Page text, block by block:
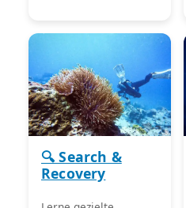
🔍 Search &
Recovery